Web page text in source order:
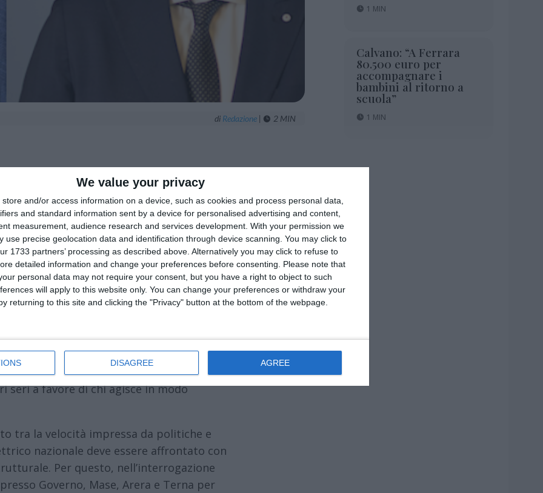
We value your privacy
store and/or access information on a device, such as cookies and process personal data,
and standard information sent by a device for personalised advertising and content,
measurement, audience research and services development. With your permission we
use precise geolocation data and identification through device scanning. You may click to
1733 partners’ processing as described above. Alternatively you may click to refuse to
detailed information and change your preferences before consenting.
Please note that
personal data may not require your consent, but you have a right to object to such
will apply to this website only. You can change your preferences or withdraw your
returning to this site and clicking the "Privacy" button at the bottom of the webpage.
DISAGREE AGREE
di Redazione|  2 MIN
1 MIN
Calvano: “A Ferrara
80.500 euro per
accompagnare i
bambini al ritorno a
scuola”
1 MIN
di connessione di nuovi impianti da fonti
cosiddetta “saturazione virtuale della
che, con tempi medi di
in pericolo la realizzazione di
Fer.
Luca Sabattini e Paolo Calvano (Pd), che
– è che oggi la capacità della rete
progetti di investitori che spesso
a chi invece ha investimenti pronti e
si rischiano di perdere incentivi
seri a favore di chi agisce in modo
tra la velocità impressa da politiche e
nazionale deve essere affrontato con
Per questo, nell’interrogazione
Governo, Mase, Arera e Terna per